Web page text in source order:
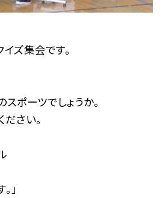
ズ集会です。
ポーツでしょうか。
さい。
」